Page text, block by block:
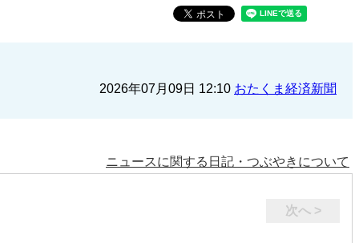
2026年07月09日 12:10 おたくま経済新聞
ニュースに関する日記・つぶやきについて
次へ >